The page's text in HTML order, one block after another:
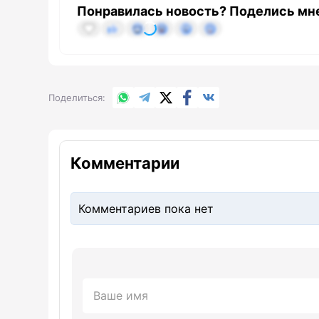
Понравилась новость? Поделись
Поделиться WhatsApp
TelegramX.comFacebook
Комментарии
Комментариев пока нет